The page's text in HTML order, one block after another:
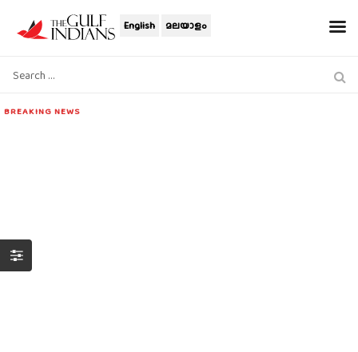
English മലയാളം
BREAKING NEWS